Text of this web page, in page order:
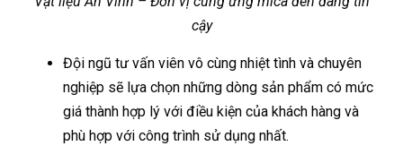
cậy
Đội ngũ tư vấn viên vô cùng nhiệt tình và chuyên
nghiệp sẽ lựa chọn những dòng sản phẩm có mức
giá thành hợp lý với điều kiện của khách hàng và
phù hợp với công trình sử dụng nhất.